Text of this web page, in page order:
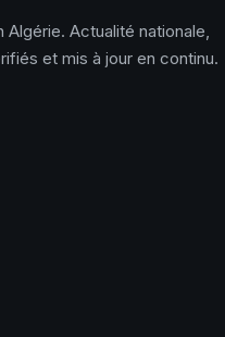
Actualité nationale,
et mis à jour en continu.